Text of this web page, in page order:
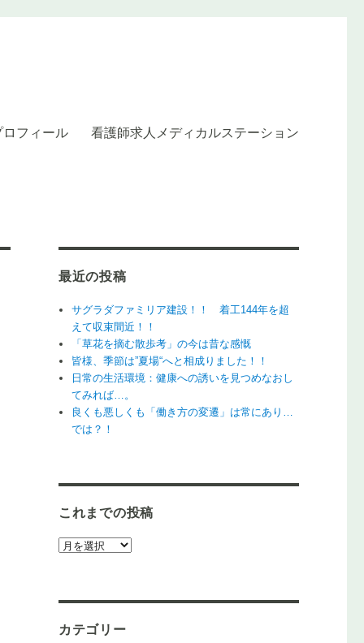
フィール 看護師求人メディカルステーション
最近の投稿
サグラダファミリア建設！！ 着工144年を超
えて収束間近！！
「草花を摘む散歩考」の今は昔な感慨
皆様、季節は”夏場“へと相成りました！！
日常の生活環境：健康への誘いを見つめなおし
てみれば…。
良くも悪しくも「働き方の変遷」は常にあり…
では？！
これまでの投稿
こ
投
カテゴリー